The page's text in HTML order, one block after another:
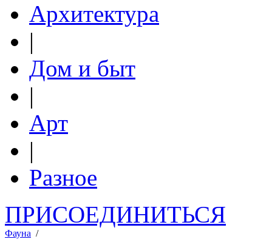
Архитектура
|
Дом и быт
|
Арт
|
Разное
ПРИСОЕДИНИТЬСЯ
Фауна /